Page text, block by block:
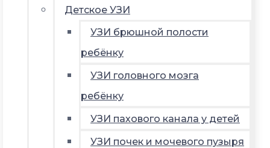
Детское УЗИ
УЗИ брюшной полости
ребёнку
УЗИ головного мозга
ребёнку
УЗИ пахового канала у детей
УЗИ почек и мочевого пузыря